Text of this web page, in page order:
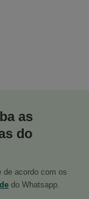
as
do
de acordo com os
do Whatsapp.